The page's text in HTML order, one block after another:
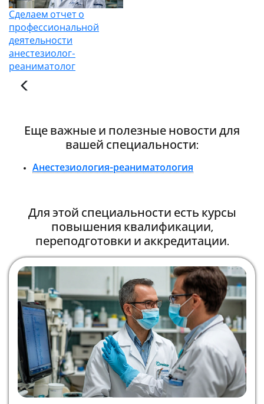
Сделаем отчет о
профессиональной
деятельности
анестезиолог-
реаниматолог
Еще важные и полезные новости для
вашей специальности:
Анестезиология-реаниматология
Для этой специальности есть курсы
повышения квалификации,
переподготовки и аккредитации.